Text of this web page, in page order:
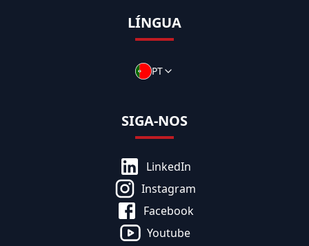
LÍNGUA
PT
SIGA-NOS
LinkedIn
Instagram
Facebook
Youtube